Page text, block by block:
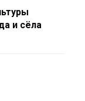
и сёла